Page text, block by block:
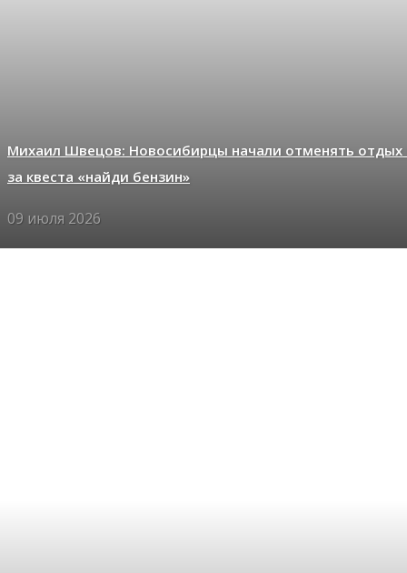
Михаил Швецов: Новосибирцы начали отменять отдых
за квеста «найди бензин»
09 июля 2026